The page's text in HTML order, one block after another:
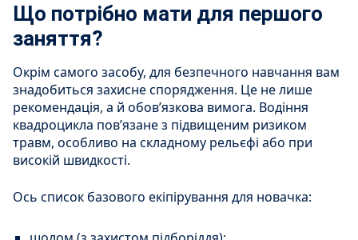
Що потрібно мати для першого
заняття?
Окрім самого засобу, для безпечного навчання вам
знадобиться захисне спорядження. Це не лише
рекомендація, а й обов’язкова вимога. Водіння
квадроцикла пов’язане з підвищеним ризиком
травм, особливо на складному рельєфі або при
високій швидкості.
Ось список базового екіпірування для новачка: